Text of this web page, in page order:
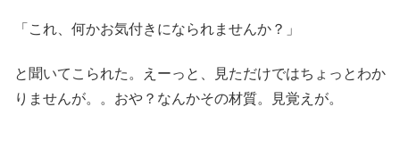
「これ、何かお気付きになられませんか？」
と聞いてこられた。えーっと、見ただけではちょっとわか
りませんが。。おや？なんかその材質。見覚えが。